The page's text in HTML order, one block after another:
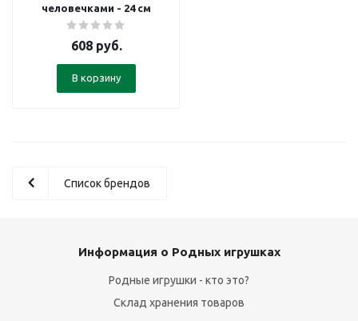
человечками - 24 см
608руб.
В корзину
Список брендов
Информация о Родных игрушках
Родные игрушки - кто это?
Склад хранения товаров